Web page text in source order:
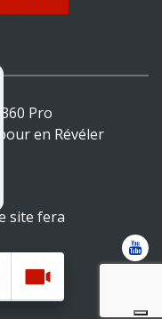
Pro
en Révéler
site fera